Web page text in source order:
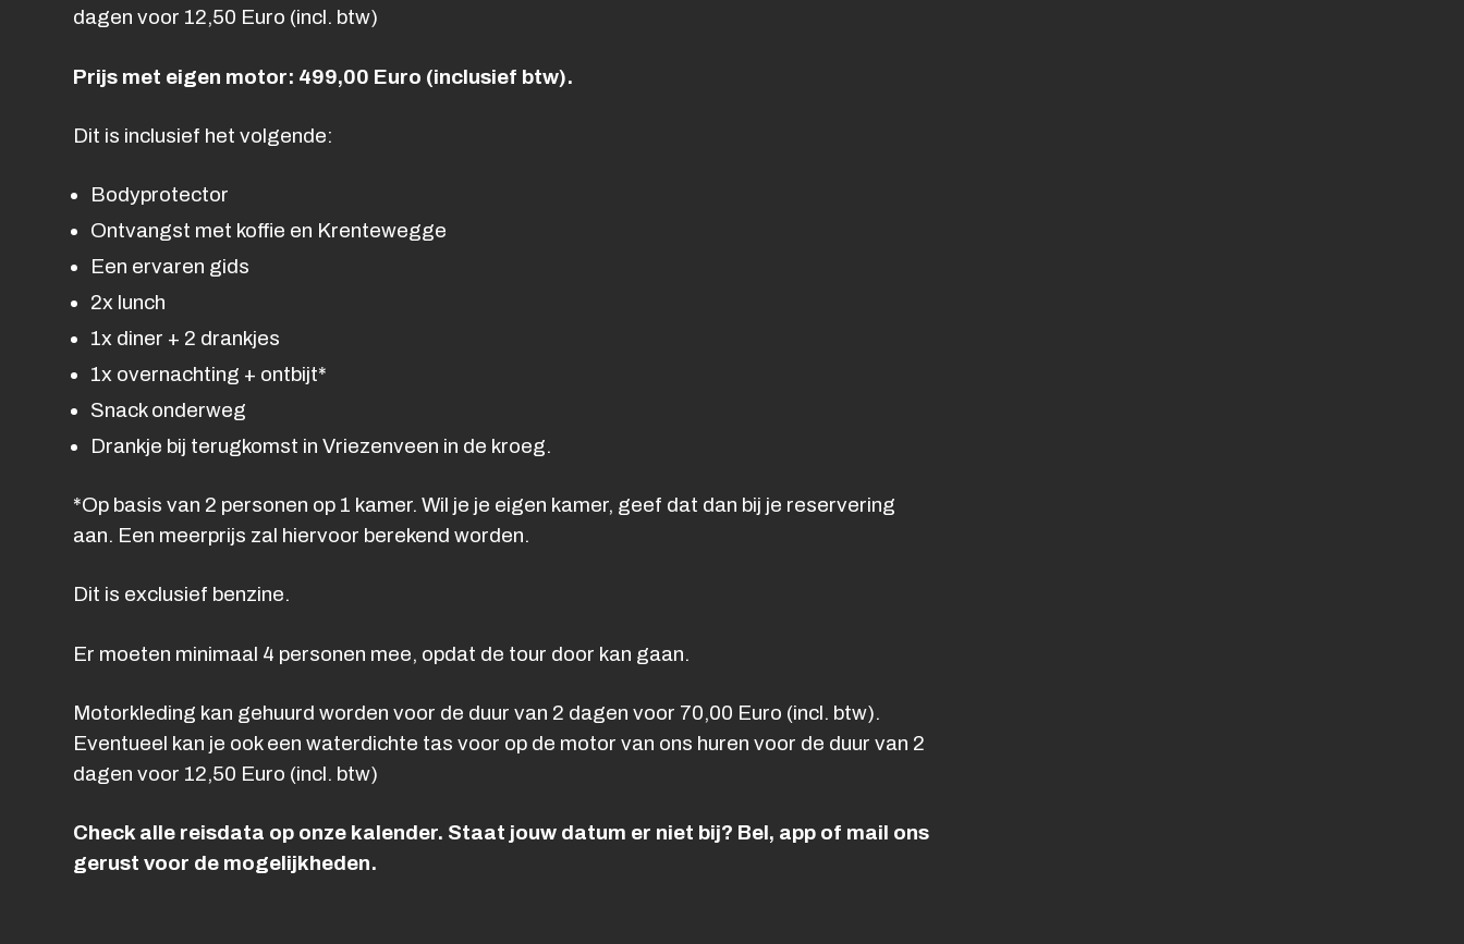
dagen voor 12,50 Euro (incl. btw)
Prijs met eigen motor: 499,00 Euro (inclusief btw).
Dit is inclusief het volgende:
Bodyprotector
Ontvangst met koffie en Krentewegge
Een ervaren gids
2x lunch
1x diner + 2 drankjes
1x overnachting + ontbijt*
Snack onderweg
Drankje bij terugkomst in Vriezenveen in de kroeg.
*Op basis van 2 personen op 1 kamer. Wil je je eigen kamer, geef dat dan bij je reservering
aan. Een meerprijs zal hiervoor berekend worden.
Dit is exclusief benzine.
Er moeten minimaal 4 personen mee, opdat de tour door kan gaan.
Motorkleding kan gehuurd worden voor de duur van 2 dagen voor 70,00 Euro (incl. btw).
Eventueel kan je ook een waterdichte tas voor op de motor van ons huren voor de duur van 2
dagen voor 12,50 Euro (incl. btw)
Check alle reisdata op onze kalender. Staat jouw datum er niet bij? Bel, app of mail ons
gerust voor de mogelijkheden.